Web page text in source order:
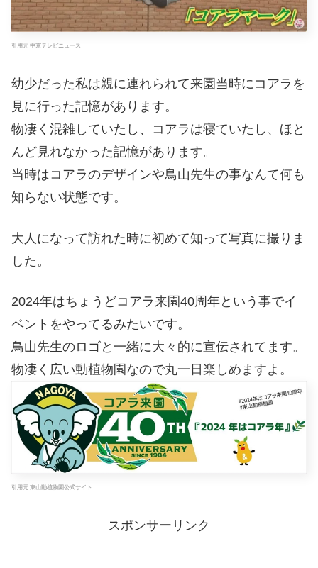
引用元 中京テレビニュース
幼少だった私は親に連れられて来園当時にコアラを
見に行った記憶があります。
物凄く混雑していたし、コアラは寝ていたし、ほと
んど見れなかった記憶があります。
当時はコアラのデザインや鳥山先生の事なんて何も
知らない状態です。
大人になって訪れた時に初めて知って写真に撮りま
した。
2024年はちょうどコアラ来園40周年という事でイ
ベントをやってるみたいです。
鳥山先生のロゴと一緒に大々的に宣伝されてます。
物凄く広い動植物園なので丸一日楽しめますよ。
引用元 東山動植物園公式サイト
スポンサーリンク